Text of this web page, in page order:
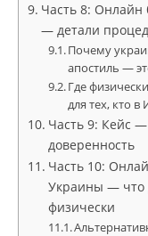
Часть 8:
— детали
Почему
апостиль —
Где
для тех, кто в
Часть 9: Кейс
доверенность
Часть 10:
Украины — что
физически